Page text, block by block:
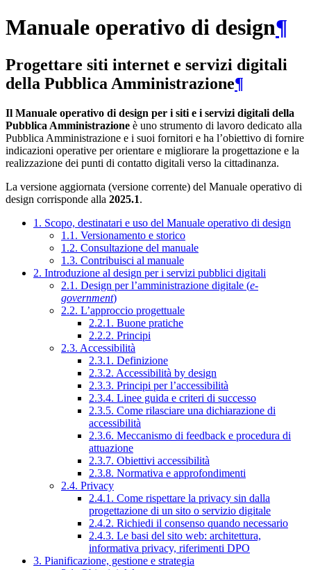
Manuale operativo di design¶
Progettare siti internet e servizi digitali
della Pubblica Amministrazione¶
Il Manuale operativo di design per i siti e i servizi digitali della
Pubblica Amministrazione è uno strumento di lavoro dedicato alla
Pubblica Amministrazione e i suoi fornitori e ha l’obiettivo di fornire
indicazioni operative per orientare e migliorare la progettazione e la
realizzazione dei punti di contatto digitali verso la cittadinanza.
La versione aggiornata (versione corrente) del Manuale operativo di
design corrisponde alla 2025.1.
1. Scopo, destinatari e uso del Manuale operativo di design
1.1. Versionamento e storico
1.2. Consultazione del manuale
1.3. Contribuisci al manuale
2. Introduzione al design per i servizi pubblici digitali
2.1. Design per l’amministrazione digitale (e-
government)
2.2. L’approccio progettuale
2.2.1. Buone pratiche
2.2.2. Principi
2.3. Accessibilità
2.3.1. Definizione
2.3.2. Accessibilità by design
2.3.3. Principi per l’accessibilità
2.3.4. Linee guida e criteri di successo
2.3.5. Come rilasciare una dichiarazione di
accessibilità
2.3.6. Meccanismo di feedback e procedura di
attuazione
2.3.7. Obiettivi accessibilità
2.3.8. Normativa e approfondimenti
2.4. Privacy
2.4.1. Come rispettare la privacy sin dalla
progettazione di un sito o servizio digitale
2.4.2. Richiedi il consenso quando necessario
2.4.3. Le basi del sito web: architettura,
informativa privacy, riferimenti DPO
3. Pianificazione, gestione e strategia